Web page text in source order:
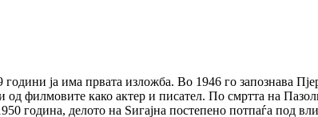
ја има првата изложба. Во 1946 го запознава
од филмовите како актер и писател. По смртта на
година, делото на Ѕигајна постепено потпаѓа под